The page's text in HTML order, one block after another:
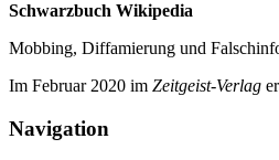
Schwarzbuch Wikipedia
Mobbing, Diffamierung und
Im Februar 2020 im Zeit­geist-Verlag
Navigation